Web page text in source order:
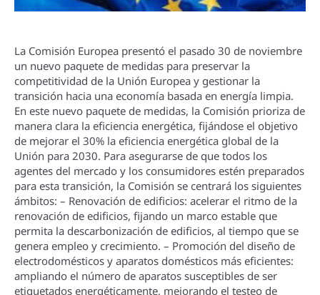
La Comisión Europea presentó el pasado 30 de noviembre
un nuevo paquete de medidas para preservar la
competitividad de la Unión Europea y gestionar la
transición hacia una economí­a basada en energí­a limpia.
En este nuevo paquete de medidas, la Comisión prioriza de
manera clara la eficiencia energética, fijándose el objetivo
de mejorar el 30% la eficiencia energética global de la
Unión para 2030. Para asegurarse de que todos los
agentes del mercado y los consumidores estén preparados
para esta transición, la Comisión se centrará los siguientes
ámbitos: – Renovación de edificios: acelerar el ritmo de la
renovación de edificios, fijando un marco estable que
permita la descarbonización de edificios, al tiempo que se
genera empleo y crecimiento. – Promoción del diseño de
electrodomésticos y aparatos domésticos más eficientes:
ampliando el número de aparatos susceptibles de ser
etiquetados energéticamente, mejorando el testeo de